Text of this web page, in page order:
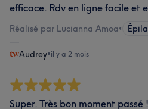
efficace. Rdv en ligne facile et
Réalisé par Lucianna Amoa•
Audrey•il y a 2 mois
Super. Très bon moment passé